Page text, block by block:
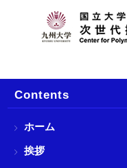
Contents
ホーム
挨拶